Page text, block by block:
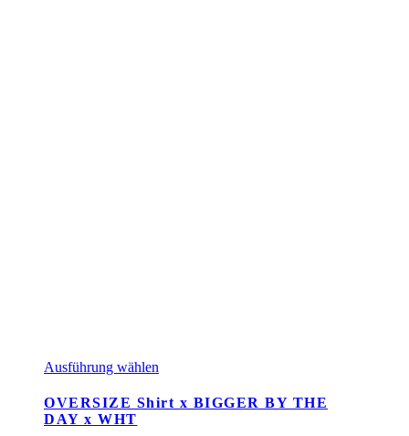
Ausführung wählen
weist
OVERSIZE Shirt x BIGGER BY THE
DAY x WHT